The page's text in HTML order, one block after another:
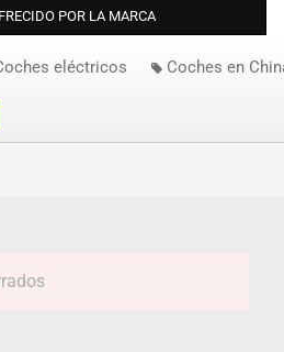
POR LA MARCA
eléctricos Coches en